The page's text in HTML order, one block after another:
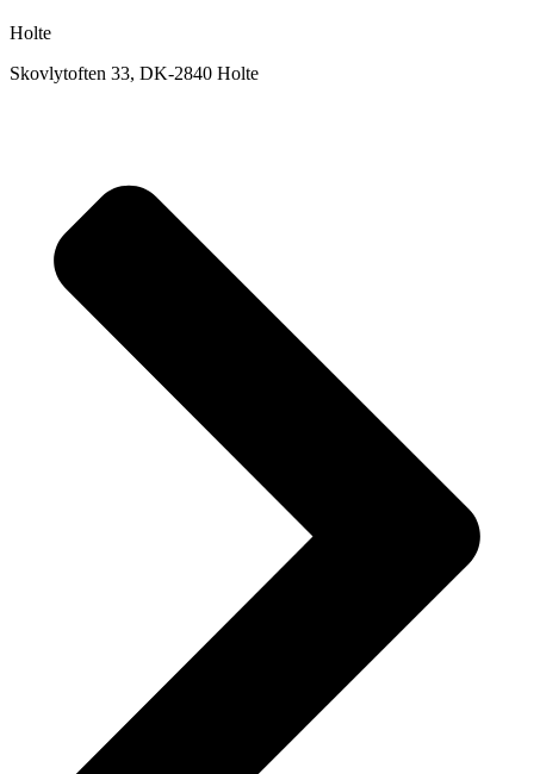
Holte
Skovlytoften 33, DK-2840 Holte